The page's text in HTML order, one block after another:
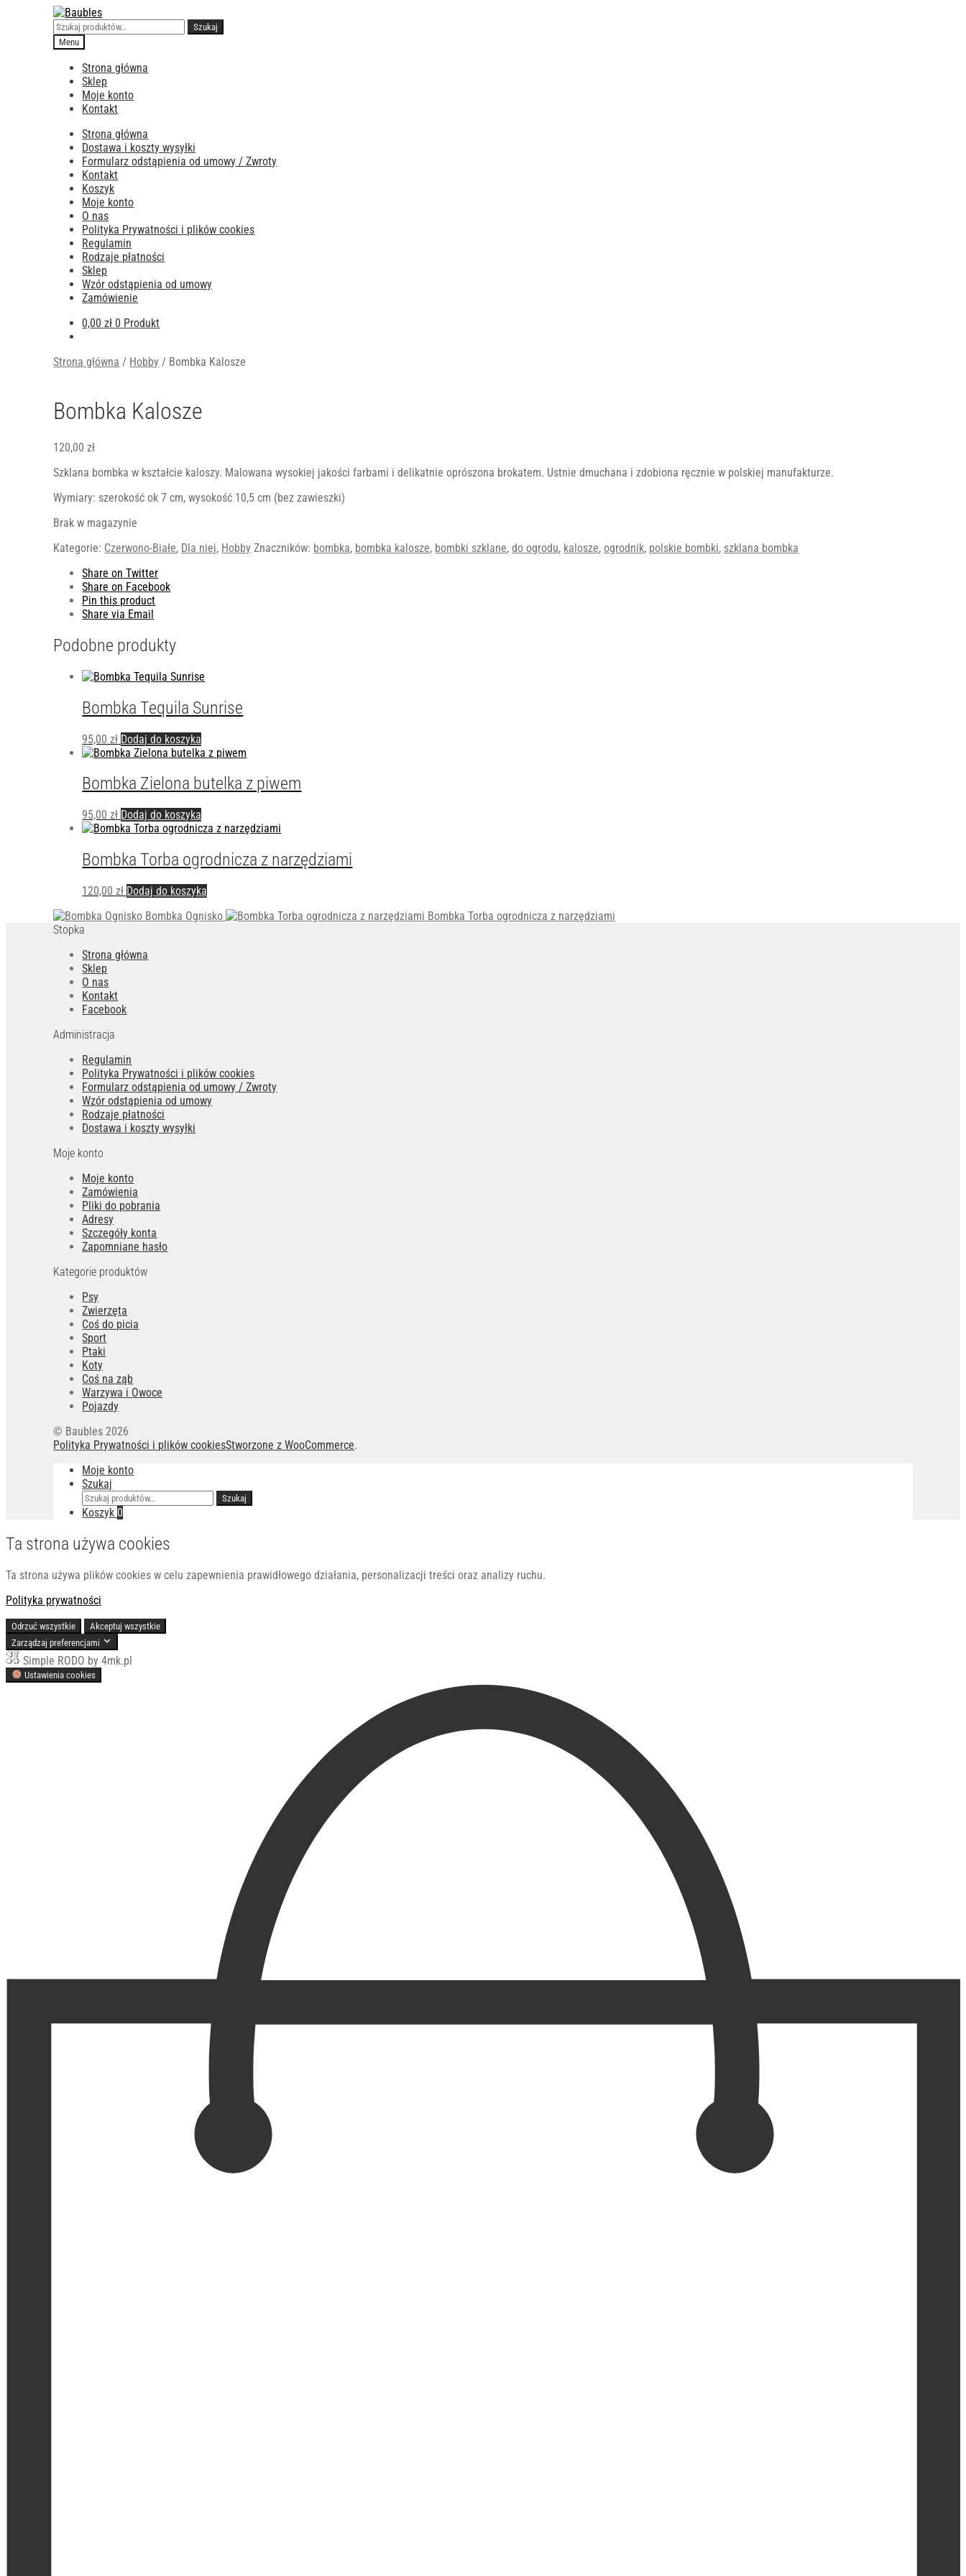
Przejdź
do
nawigacji
Przejdź
do
treści
Szukaj:
Szukaj
Menu
Strona główna
Sklep
Moje konto
Kontakt
Strona główna
Dostawa i koszty wysyłki
Formularz odstąpienia od umowy / Zwroty
Kontakt
Koszyk
Moje konto
O nas
Polityka Prywatności i plików cookies
Regulamin
Rodzaje płatności
Sklep
Wzór odstąpienia od umowy
Zamówienie
0,00zł 0 Produkt
Strona główna / Hobby / Bombka Kalosze
Bombka Kalosze
120,00zł
Szklana bombka w kształcie kaloszy. Malowana wysokiej jakości farbami i delikatnie oprószona brokatem. Ustnie dmuchana i zdobiona ręcznie w polskiej manufakturze.
Wymiary: szerokość ok 7 cm, wysokość 10,5 cm (bez zawieszki)
Brak w magazynie
Kategorie: Czerwono-Białe, Dla niej, Hobby Znaczników: bombka, bombka kalosze, bombki szklane,do ogrodu, kalosze,ogrodnik, polskie bombki, szklana bombka
Share on Twitter
Share on Facebook
Pin this product
Share via Email
Podobne produkty
Bombka Tequila Sunrise
95,00zł Dodaj do koszyka
Bombka Zielona butelka z piwem
95,00zł Dodaj do koszyka
Bombka Torba ogrodnicza z narzędziami
120,00zł Dodaj do koszyka
Bombka Ognisko
Bombka Torba ogrodnicza z narzędziami
Stopka
Strona główna
Sklep
O nas
Kontakt
Facebook
Administracja
Regulamin
Polityka Prywatności i plików cookies
Formularz odstąpienia od umowy / Zwroty
Wzór odstąpienia od umowy
Rodzaje płatności
Dostawa i koszty wysyłki
Moje konto
Moje konto
Zamówienia
Pliki do pobrania
Adresy
Szczegóły konta
Zapomniane hasło
Kategorie produktów
Psy
Zwierzęta
Coś do picia
Sport
Ptaki
Koty
Coś na ząb
Warzywa i Owoce
Pojazdy
© Baubles 2026
Polityka Prywatności i plików cookiesStworzone z WooCommerce.
Moje konto
Szukaj
Szukaj:
Szukaj
Koszyk 0
Ta strona używa cookies
Ta strona używa plików cookies w celu zapewnienia prawidłowego działania, personalizacji treści oraz analizy ruchu.
Polityka prywatności
Odrzuć wszystkie
Akceptuj wszystkie
Zarządzaj preferencjami
Simple RODO by 4mk.pl
Ustawienia cookies